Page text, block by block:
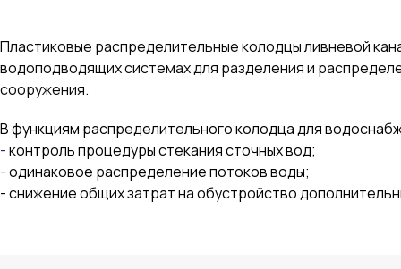
Пластиковые распределительные колодцы ливневой
водоподводящих системах для разделения и
сооружения.
В функциям распределительного колодца для
-контроль процедуры стекания сточных вод;
- одинаковое распределение потоков воды;
- снижение общих затрат на обустройство